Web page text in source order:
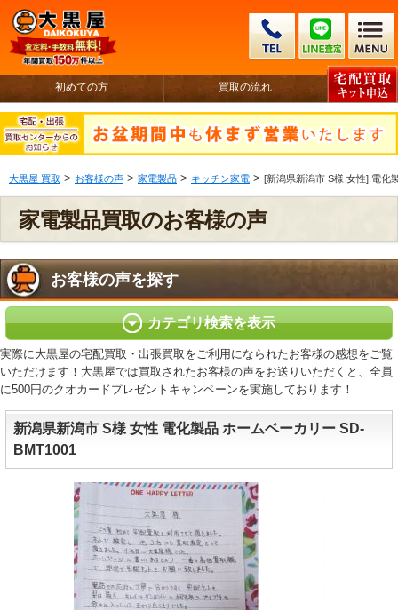
初めての方 買取の流れ
大黒屋 買取 > お客様の声 > 家電製品 > キッチン家電 > [新潟県新潟市 S様 女性] 電化
家電製品買取のお客様の声
お客様の声を探す
カテゴリ検索を表示
実際に大黒屋の宅配買取・出張買取をご利用になられたお客様の感想をご覧
いただけます！大黒屋では買取されたお客様の声をお送りいただくと、全員
に500円のクオカードプレゼントキャンペーンを実施しております！
新潟県新潟市 S様 女性 電化製品 ホームベーカリー SD-
BMT1001